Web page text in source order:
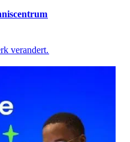
verandert.​​